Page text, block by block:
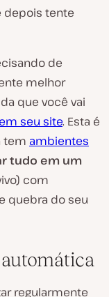
depois tente
de
melhor
que você vai
seu site. Esta é
tem ambientes
tudo em um
com
quebra do seu
regularmente